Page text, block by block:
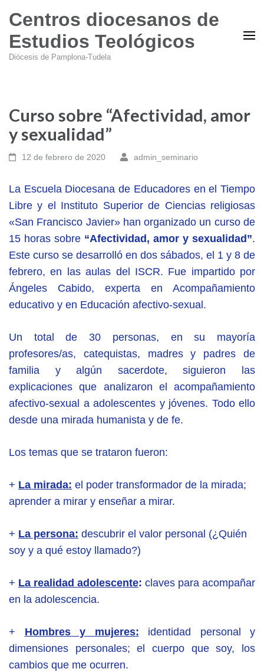
Centros diocesanos de
Estudios Teológicos
Diócesis de Pamplona-Tudela
Curso sobre “Afectividad, amor
y sexualidad”
12 de febrero de 2020 admin_seminario
La Escuela Diocesana de Educadores en el Tiempo
Libre y el Instituto Superior de Ciencias religiosas
«San Francisco Javier» han organizado un curso de
15 horas sobre “Afectividad, amor y sexualidad”.
Este curso se desarrolló en dos sábados, el 1 y 8 de
febrero, en las aulas del ISCR. Fue impartido por
Ángeles Cabido, experta en Acompañamiento
educativo y en Educación afectivo-sexual.
Un total de 30 personas, en su mayoría
profesores/as, catequistas, madres y padres de
familia y algún sacerdote, siguieron las
explicaciones que analizaron el acompañamiento
afectivo-sexual a adolescentes y jóvenes. Todo ello
desde una mirada humanista y de fe.
Los temas que se trataron fueron:
+ La mirada: el poder transformador de la mirada;
aprender a mirar y enseñar a mirar.
+ La persona: descubrir el valor personal (¿Quién
soy y a qué estoy llamado?)
+ La realidad adolescente: claves para acompañar
en la adolescencia.
+ Hombres y mujeres: identidad personal y
dimensiones personales; el cuerpo que soy, los
cambios que me ocurren.